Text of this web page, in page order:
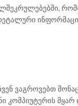
ვაგროვებთ
კომპიუტერის